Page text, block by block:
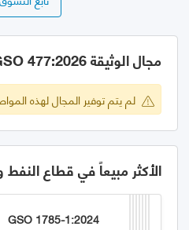
مجال الوثيقة GSO 477:2026
لم يتم توفير المجال لهذه
الأكثر مبيعاً في قطاع النفط
GSO 1785-1:2024